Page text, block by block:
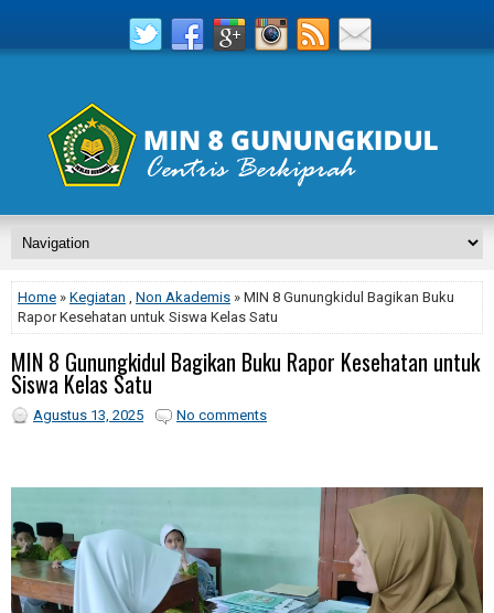
Home » Kegiatan , Non Akademis » MIN 8 Gunungkidul Bagikan Buku
Rapor Kesehatan untuk Siswa Kelas Satu
MIN 8 Gunungkidul Bagikan Buku Rapor Kesehatan untuk
Siswa Kelas Satu
Agustus 13, 2025 No comments